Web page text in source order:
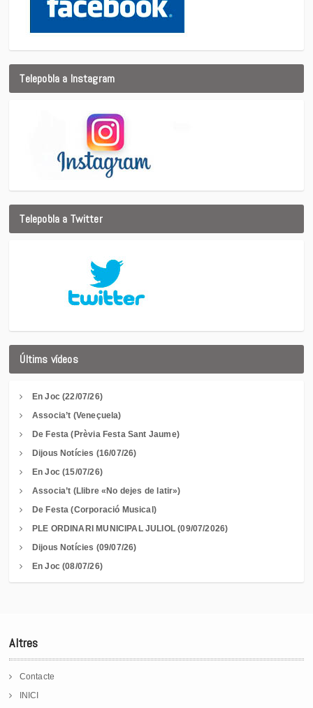
Telepobla a Instagram
Telepobla a Twitter
Últims vídeos
En Joc (22/07/26)
Associa’t (Veneçuela)
De Festa (Prèvia Festa Sant Jaume)
Dijous Notícies (16/07/26)
En Joc (15/07/26)
Associa’t (Llibre «No dejes de latir»)
De Festa (Corporació Musical)
PLE ORDINARI MUNICIPAL JULIOL (09/07/2026)
Dijous Notícies (09/07/26)
En Joc (08/07/26)
Altres
Contacte
INICI